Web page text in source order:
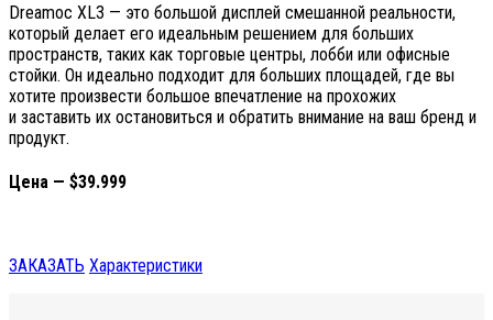
Dreamoc XL3 — это большой дисплей смешанной реальности,
который делает его идеальным решением для больших
пространств, таких как торговые центры, лобби или офисные
стойки. Он идеально подходит для больших площадей, где вы
хотите произвести большое впечатление на прохожих
и заставить их остановиться и обратить внимание на ваш бренд и
продукт.
Цена — $39.999
ЗАКАЗАТЬ Характеристики